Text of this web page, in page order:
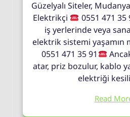
Güzelyalı Siteler,
Elektrikçi
0551 471 35
iş yerlerinde veya
elektrik sistemi yaşamın
0551 471 35 91
atar, priz bozulur, kablo
elektriği
Read